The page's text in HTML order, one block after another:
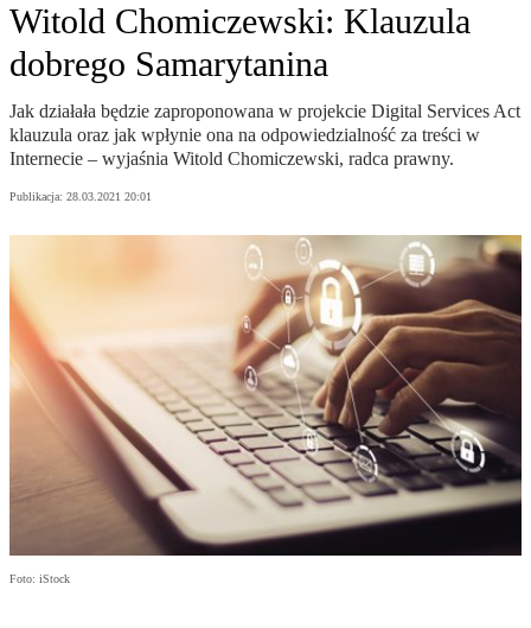
Witold Chomiczewski: Klauzula
dobrego Samarytanina
Jak działała będzie zaproponowana w projekcie Digital Services Act
klauzula oraz jak wpłynie ona na odpowiedzialność za treści w
Internecie – wyjaśnia Witold Chomiczewski, radca prawny.
Publikacja: 28.03.2021 20:01
Foto: iStock